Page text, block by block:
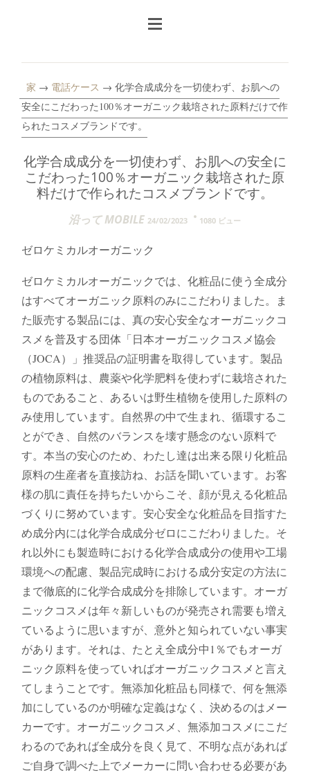
家 → 電話ケース → 化学合成成分を一切使わず、お肌への
安全にこだわった100％オーガニック栽培された原料だけで作
られたコスメブランドです。
化学合成成分を一切使わず、お肌への安全に
こだわった100％オーガニック栽培された原
料だけで作られたコスメブランドです。
沿って MOBILE 24/02/2023 1080 ビュー
ゼロケミカルオーガニック
ゼロケミカルオーガニックでは、化粧品に使う全成分
はすべてオーガニック原料のみにこだわりました。ま
た販売する製品には、真の安心安全なオーガニックコ
スメを普及する団体「日本オーガニックコスメ協会
（JOCA）」推奨品の証明書を取得しています。製品
の植物原料は、農薬や化学肥料を使わずに栽培された
ものであること、あるいは野生植物を使用した原料の
み使用しています。自然界の中で生まれ、循環するこ
とができ、自然のバランスを壊す懸念のない原料で
す。本当の安心のため、わたし達は出来る限り化粧品
原料の生産者を直接訪ね、お話を聞いています。お客
様の肌に責任を持ちたいからこそ、顔が見える化粧品
づくりに努めています。安心安全な化粧品を目指すた
め成分内には化学合成成分ゼロにこだわりました。そ
れ以外にも製造時における化学合成成分の使用や工場
環境への配慮、製品完成時における成分安定の方法に
まで徹底的に化学合成成分を排除しています。オーガ
ニックコスメは年々新しいものが発売され需要も増え
ているように思いますが、意外と知られていない事実
があります。それは、たとえ全成分中1％でもオーガ
ニック原料を使っていればオーガニックコスメと言え
てしまうことです。無添加化粧品も同様で、何を無添
加にしているのか明確な定義はなく、決めるのはメー
カーです。オーガニックコスメ、無添加コスメにこだ
わるのであれば全成分を良く見て、不明な点があれば
ご自身で調べた上でメーカーに問い合わせる必要があ